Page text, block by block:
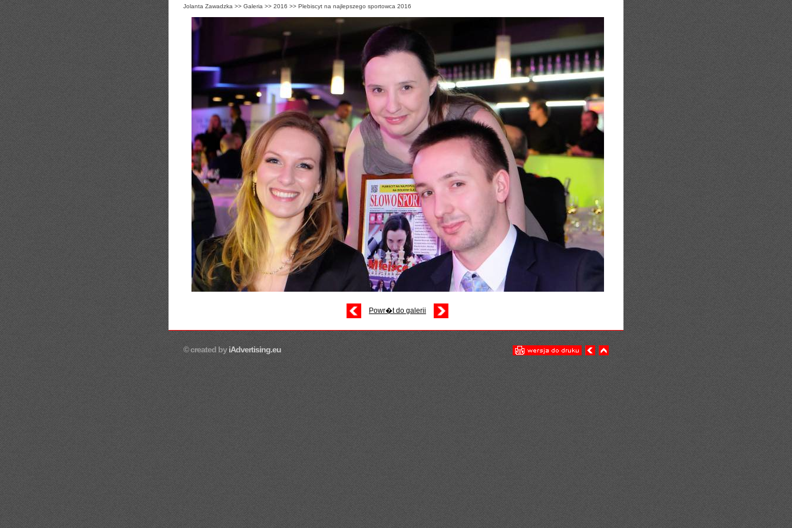
Jolanta Zawadzka >> Galeria >> 2016 >> Plebiscyt na najlepszego sportowca 2016
Powr�t do galerii
© created byiAdvertising.eu